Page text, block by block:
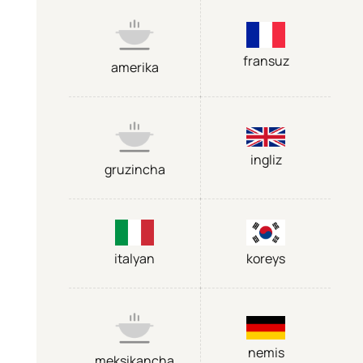
amerika fransuz
gruzincha
ingliz
italyan koreys
nemis